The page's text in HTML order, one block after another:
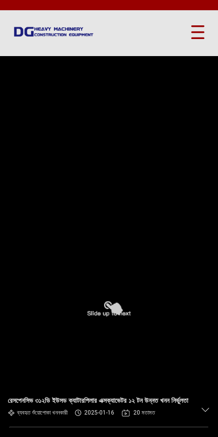
রেসপেনসিভ ৩১২ডি ইউসড ক্যাটারপিলার এক্সক্যাভেটর ১২ টন উন্নত খনন নির্ভুলতা
ব্যবহৃত শুঁয়োপোকা খননকারী 2025-01-16 20 মতামত